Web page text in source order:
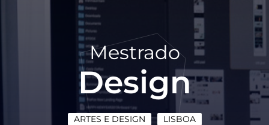
Mestrado
Design
ARTES E DESIGN LISBOA